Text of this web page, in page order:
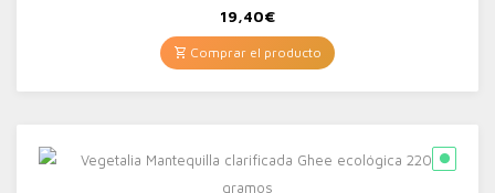
19,40€
Comprar el producto